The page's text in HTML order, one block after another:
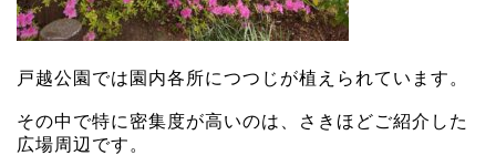
戸越公園では園内各所につつじが植えられています。
その中で特に密集度が高いのは、さきほどご紹介した
広場周辺です。